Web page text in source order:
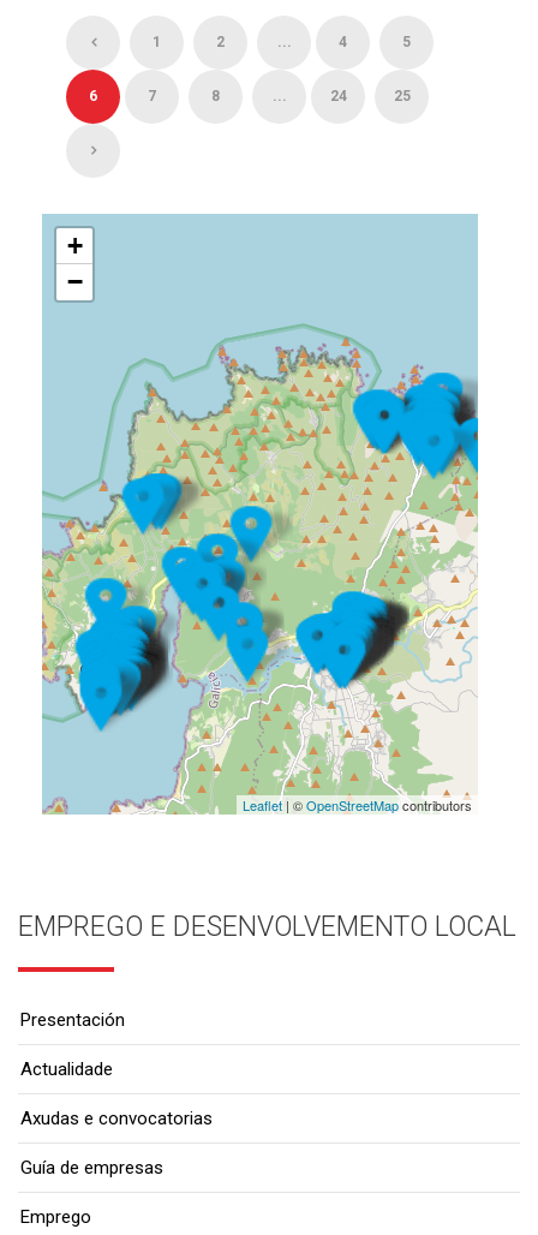
1 2 ... 4 5
6 7 8 ... 24 25
+
−
Leaflet| ©OpenStreetMapcontributors
EMPREGO E DESENVOLVEMENTO LOCAL
Presentación
Actualidade
Axudas e convocatorias
Guía de empresas
Emprego